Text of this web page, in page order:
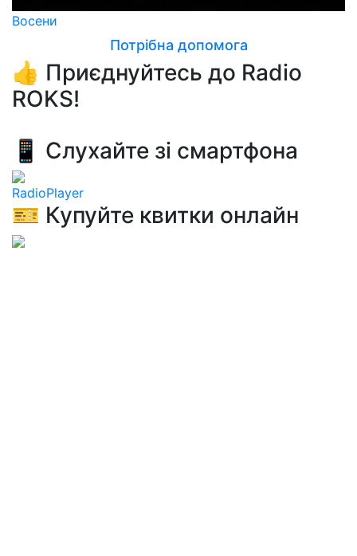
Восени
Потрібна допомога
👍 Приєднуйтесь до Radio
ROKS!
📱 Слухайте зі смартфона
RadioPlayer
🎫 Купуйте квитки онлайн